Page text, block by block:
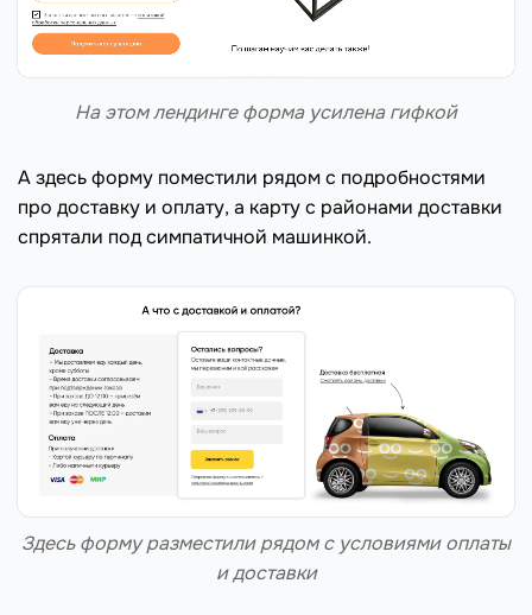
На этом лендинге форма усилена гифкой
А здесь форму поместили рядом с подробностями
про доставку и оплату, а карту с районами доставки
спрятали под симпатичной машинкой.
Здесь форму разместили рядом с условиями оплаты
и доставки